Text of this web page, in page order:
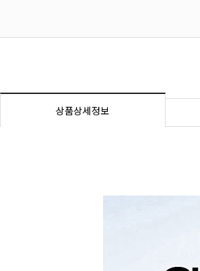
상품상세정보